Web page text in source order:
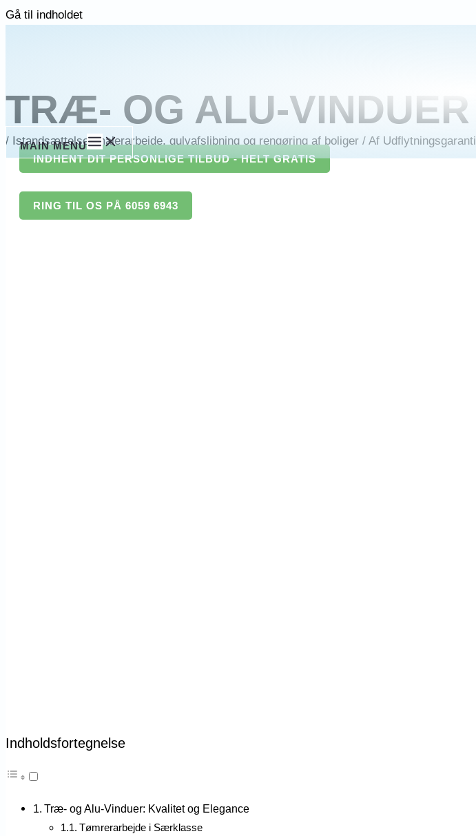
Gå til indholdet
MAIN MENU
TRÆ- OG ALU-VINDUER
/ Istandsættelse, malerarbejde, gulvafslibning og rengøring af boliger / Af Udflytningsgaranti
INDHENT DIT PERSONLIGE TILBUD - HELT GRATIS
RING TIL OS PÅ 6059 6943
Indholdsfortegnelse
Træ- og Alu-Vinduer: Kvalitet og Elegance
Tømrerarbejde i Særklasse